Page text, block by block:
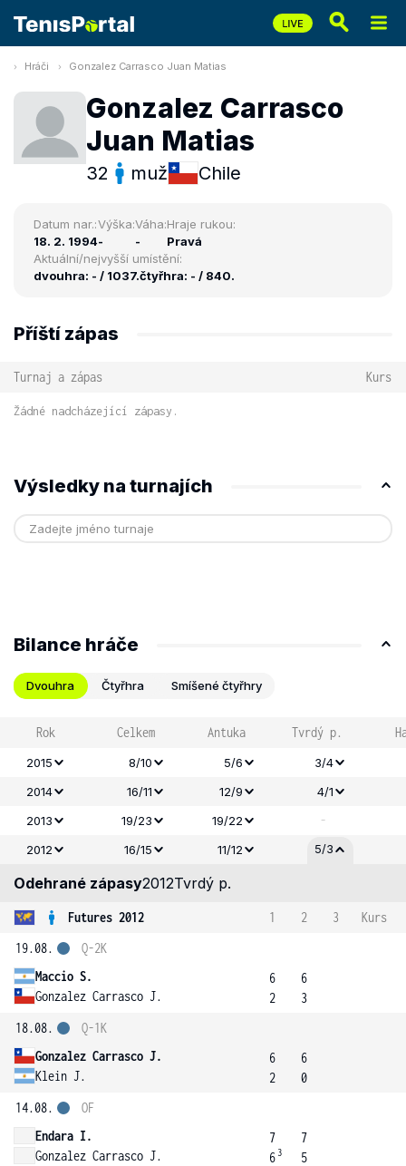
Hráči Gonzalez Carrasco Juan Matias
Gonzalez Carrasco
Juan Matias
32 muž Chile
Datum nar.:
18. 2. 1994
Výška:
-
Váha:
-
Hraje rukou:
Pravá
Aktuální/nejvyšší umístění:
dvouhra: - / 1037.čtyřhra: - / 840.
Příští zápas
Turnaj a zápas Kurs
Žádné nadcházející zápasy.
Výsledky na turnajích
Bilance hráče
Dvouhra Čtyřhra Smíšené čtyřhry
Rok Celkem Antuka Tvrdý p.
2015 8/10 5/6
3/4
2014
16/11 12/9
4/1
2013
19/23 19/22 -
2012 16/15 11/12 5/3
Odehrané zápasy2012Tvrdý p.
Futures 2012 1 2 3
Kurs
19.08.
Maccio S.
Gonzalez Carrasco J.
Q-2K
6
2
6
3
18.08.
Gonzalez Carrasco J.
Klein J.
Q-1K
6
2
6
0
14.08.
Endara I.
Gonzalez Carrasco J.
OF
7
6 3
7
5